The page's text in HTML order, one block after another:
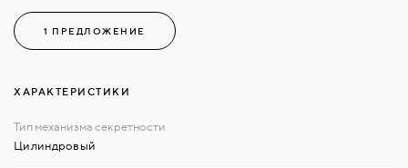
1 ПРЕДЛОЖЕНИЕ
ХАРАКТЕРИСТИКИ
Цилиндровый